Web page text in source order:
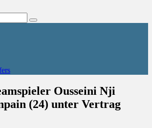
Ousseini Nji
(24) unter Vertrag